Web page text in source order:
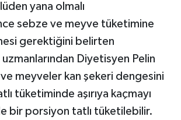
yana olmalı
sebze ve meyve tüketimine
gerektiğini belirten
Diyetisyen Pelin
meyveler kan şekeri dengesini
tüketiminde aşırıya kaçmayı
bir porsiyon tatlı tüketilebilir.